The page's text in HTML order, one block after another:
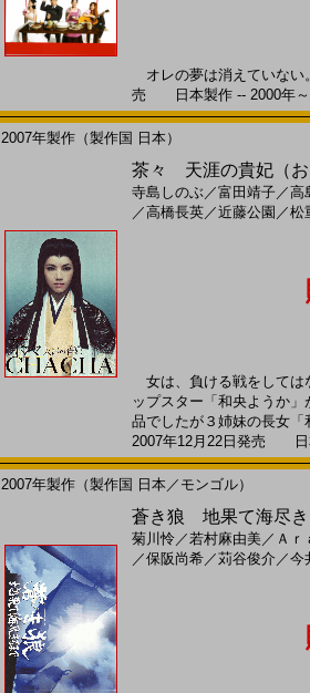
オレの夢は消えていない
売 日本製作 -- 2000年～
2007年製作（製作国 日本）
茶々 天涯の貴妃（お
寺島しのぶ／富田靖子／高
／高橋長英／近藤公園 ／松
女は、負ける戦をしては
ップスター「和央ようか
品でしたが３姉妹の長女
2007年12月22日発売 日
2007年製作（製作国 日本／モンゴル）
蒼き狼 地果て海尽き
菊川怜／若村麻由美／ Ａｒ
／保阪尚希／苅谷俊介 ／今